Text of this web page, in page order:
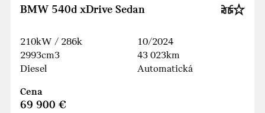
BMW 540d xDrive Sedan
210kW / 286k
2993cm3
Diesel
10/2024
43 023km
Automatická
Cena
69 900 €